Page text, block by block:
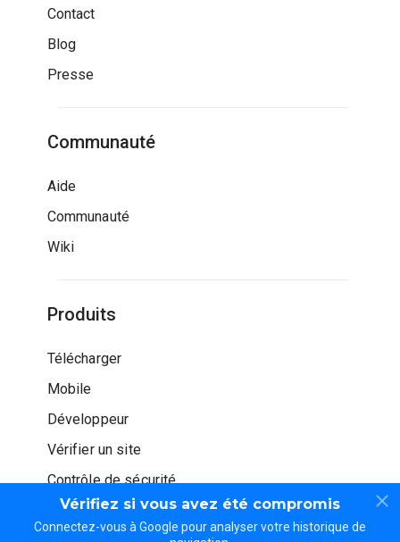
Vérifiez si vous avez été compromis
Connectez-vous à Google pour analyser votre historique de
Contact
Blog
Presse
Communauté
Aide
Communauté
Wiki
Produits
Télécharger
Mobile
Développeur
Vérifier un site
Contrôle de sécurité